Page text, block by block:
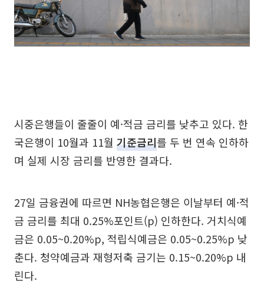
시중은행들이 줄줄이 예·적금 금리를 낮추고 있다. 한
국은행이 10월과 11월 기준금리를 두 번 연속 인하하
며 실제 시장 금리를 반영한 결과다.
27일 금융권에 따르면 NH농협은행은 이날부터 예·적
금 금리를 최대 0.25%포인트(p) 인하한다. 거치식예
금은 0.05~0.20%p, 적립식예금은 0.05~0.25%p 낮
춘다. 청약예금과 재형저축 금기는 0.15~0.20%p 내
린다.